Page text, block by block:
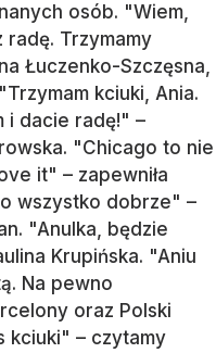
osób. "Wiem,
Trzymamy
Łuczenko-Szczęsna,
kciuki, Ania.
i dacie radę!" –
"Chicago to nie
it" – zapewniła
wszystko dobrze" –
"Anulka, będzie
Krupińska. "Aniu
Na pewno
oraz Polski
kciuki" – czytamy